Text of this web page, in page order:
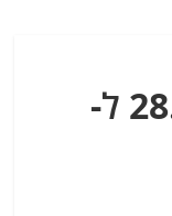
השבוע שבין ה-28.8.20 ל-